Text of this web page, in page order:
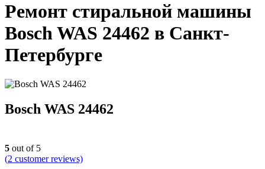
Ремонт стиральной машины
Bosch WAS 24462 в Санкт-
Петербурге
Bosch WAS 24462
5 out of 5
(2 customer reviews)